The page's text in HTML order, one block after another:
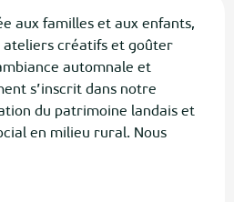
aux familles et aux enfants,
ateliers créatifs et goûter
automnale et
s’inscrit dans notre
du patrimoine landais et
en milieu rural. Nous